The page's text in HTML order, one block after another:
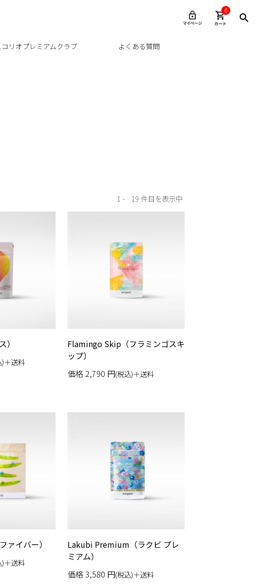
0
コリオプレミアムクラブ よくある質問
1 19
）
)＋送料
Flamingo Skip（フラミンゴスキ
ップ）
価格2,790 円(税込)＋送料
ァイバー）
)＋送料
Lakubi Premium（ラクビ プレ
ミアム）
価格3,580 円(税込)＋送料